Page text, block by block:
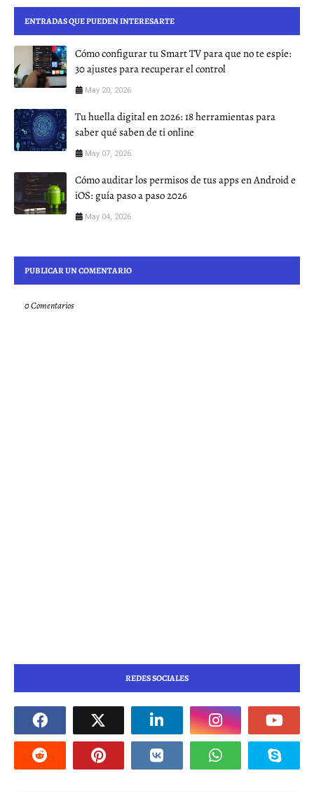
ENTRADAS QUE PUEDEN INTERESARTE
Cómo configurar tu Smart TV para que no te espíe:
30 ajustes para recuperar el control
May 20, 2026
Tu huella digital en 2026: 18 herramientas para
saber qué saben de ti online
May 07, 2026
Cómo auditar los permisos de tus apps en Android e
iOS: guía paso a paso 2026
May 04, 2026
PUBLICAR UN COMENTARIO
0 Comentarios
REDES SOCIALES